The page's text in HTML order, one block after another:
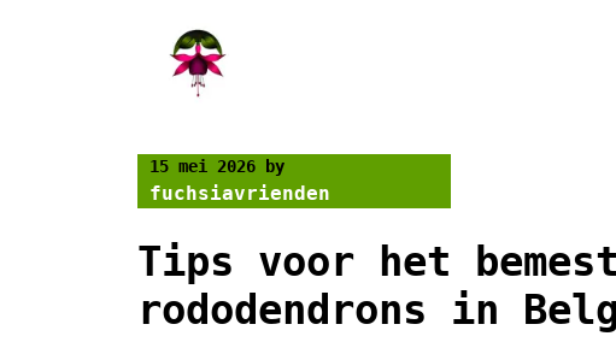
15 mei 2026 by
fuchsiavrienden
Tips voor het
rododendrons in